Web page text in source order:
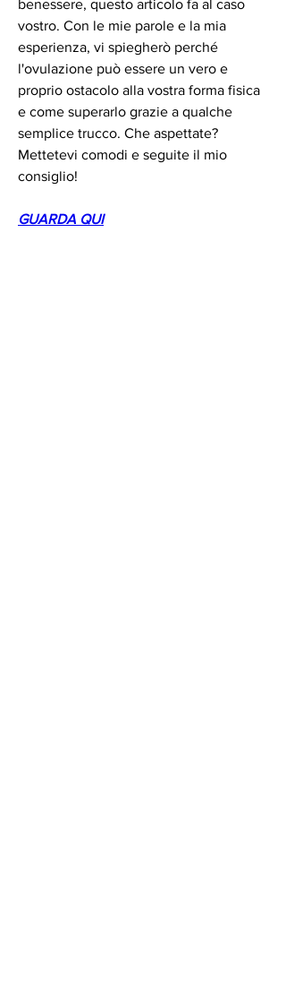
benessere, questo articolo fa al caso
vostro. Con le mie parole e la mia
esperienza, vi spiegherò perché
l'ovulazione può essere un vero e
proprio ostacolo alla vostra forma fisica
e come superarlo grazie a qualche
semplice trucco. Che aspettate?
Mettetevi comodi e seguite il mio
consiglio!
GUARDA QUI